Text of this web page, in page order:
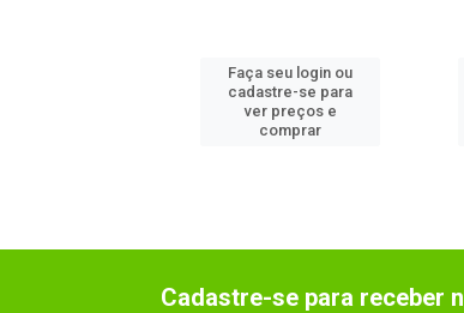
Faça seu login ou
cadastre-se para
ver preços e
comprar
Cadastre-se para receber